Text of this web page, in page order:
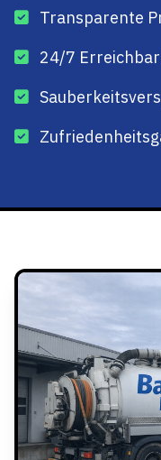
Transparente
24/7